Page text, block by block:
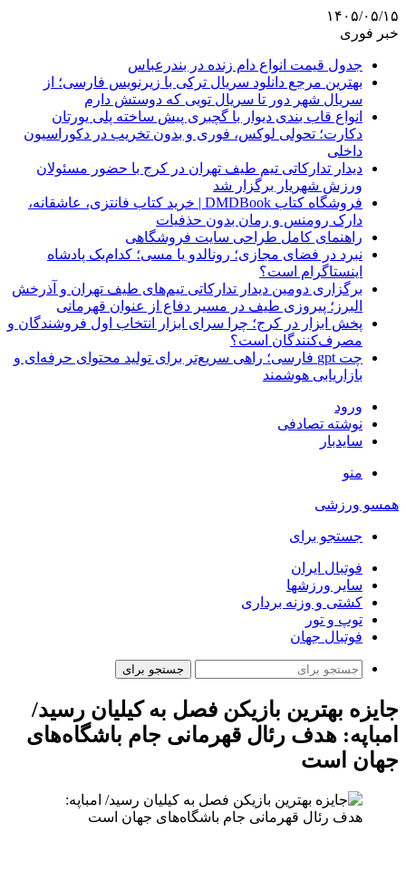
۱۴۰۵/۰۵/۱۵
خبر فوری
جدول قیمت انواع دام زنده در بندرعباس
بهترین مرجع دانلود سریال ترکی با زیرنویس فارسی؛ از
سریال شهر دور تا سریال تویی که دوستش دارم
انواع قاب بندی دیوار با گچبری پیش ساخته پلی یورتان
دکارت؛ تحولی لوکس، فوری و بدون تخریب در دکوراسیون
داخلی
دیدار تدارکاتی تیم طیف تهران در کرج با حضور مسئولان
ورزش شهریار برگزار شد
فروشگاه کتاب DMDBook | خرید کتاب فانتزی، عاشقانه،
دارک رومنس و رمان بدون حذفیات
راهنمای کامل طراحی سایت فروشگاهی
نبرد در فضای مجازی؛ رونالدو یا مسی؛ کدام‌یک پادشاه
اینستاگرام است؟
برگزاری دومین دیدار تدارکاتی تیم‌های طیف تهران و آذرخش
البرز؛ پیروزی طیف در مسیر دفاع از عنوان قهرمانی
پخش ابزار در کرج؛ چرا سرای ابزار انتخاب اول فروشندگان و
مصرف‌کنندگان است؟
چت gpt فارسی؛ راهی سریع‌تر برای تولید محتوای حرفه‌ای و
بازاریابی هوشمند
ورود
نوشته تصادفی
سایدبار
منو
همسو ورزشی
جستجو برای
فوتبال ایران
سایر ورزشها
کشتی و وزنه برداری
توپ و تور
فوتبال جهان
جستجو برای
جایزه بهترین بازیکن فصل به کیلیان رسید/
امباپه: هدف رئال قهرمانی جام باشگاه‌های
جهان است